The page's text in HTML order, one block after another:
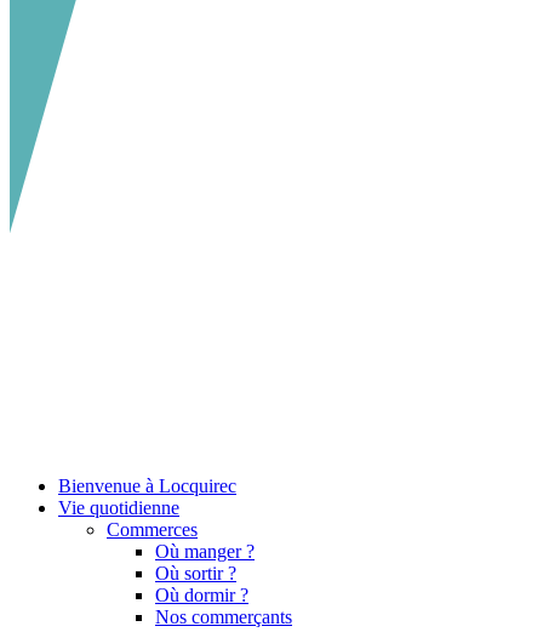
Bienvenue à Locquirec
Vie quotidienne
Commerces
Où manger ?
Où sortir ?
Où dormir ?
Nos commerçants